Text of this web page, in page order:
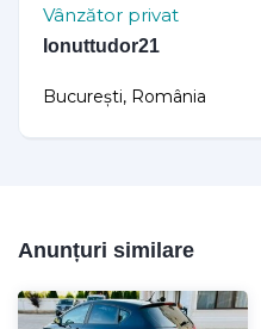
Vânzător privat
Ionuttudor21
București, România
Anunțuri similare